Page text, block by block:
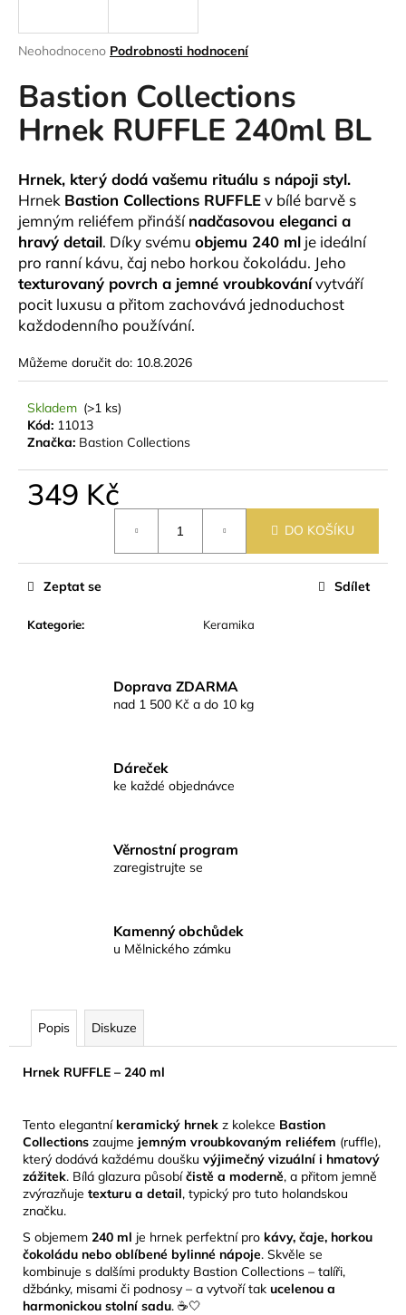
Průměrné
produktu
je
0,0
z
hvězdiček.
Neohodnoceno Podrobnosti hodnocení
Bastion Collections
Hrnek RUFFLE 240ml BL
Hrnek, který dodá vašemu rituálu s nápoji styl.
Hrnek Bastion Collections RUFFLEv bílé barvě s
jemným reliéfem přinášínadčasovou eleganci a
hravý detail. Díky svému objemu 240 ml je ideální
pro ranní kávu, čaj nebo horkou čokoládu. Jeho
texturovaný povrch a jemné vroubkovánívytváří
pocit luxusu a přitom zachovává jednoduchost
každodenního používání.
Můžeme doručit do: 10.8.2026
Skladem (>1 ks)
Kód: 11013
Značka: Bastion Collections
349 Kč
DO KOŠÍKU
Kategorie: Keramika
Zeptat se Sdílet
Doprava ZDARMA
nad 1 500 Kč a do 10 kg
Dáreček
ke každé objednávce
Věrnostní program
zaregistrujte se
Kamenný obchůdek
u Mělnického zámku
Popis Diskuze
Hrnek RUFFLE – 240 ml
Tento elegantní keramický hrnek z kolekce Bastion
Collections zaujme jemným vroubkovaným reliéfem (ruffle),
který dodává každému doušku výjimečný vizuální i hmatový
zážitek. Bílá glazura působíčistě a moderně, a přitom jemně
zvýrazňuje texturu a detail, typický pro tuto holandskou
značku.
S objemem 240 ml je hrnek perfektní pro kávy, čaje, horkou
čokoládu nebo oblíbené bylinné nápoje. Skvěle se
kombinuje s dalšími produkty Bastion Collections – talíři,
džbánky, misami či podnosy – a vytvoří tak ucelenou a
harmonickou stolní sadu. ☕🤍
j
t
?
HLEDAT
D
o
p
r
u
u
e
m